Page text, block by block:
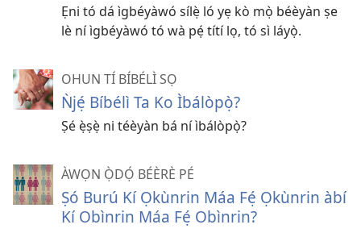
Ẹni tó dá ìgbéyàwó sílẹ̀ ló yẹ kò mọ̀ béèyàn ṣe
lè ní ìgbéyàwó tó wà pẹ́ títí lọ, tó sì láyọ̀.
OHUN TÍ BÍBÉLÌ SỌ
Ǹjẹ́ Bíbélì Ta Ko Ìbálòpọ̀?
Ṣé ẹ̀ṣẹ̀ ni téèyàn bá ní ìbálòpọ̀?
ÀWỌN Ọ̀DỌ́ BÉÈRÈ PÉ
Ṣó Burú Kí Ọkùnrin Máa Fẹ́ Ọkùnrin àbí
Kí Obìnrin Máa Fẹ́ Obìnrin?